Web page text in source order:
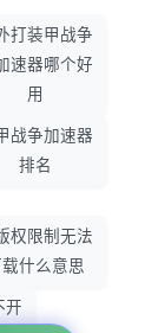
打装甲战争
速器哪个好
用
战争加速器
排名
权限制无法
载什么意思
开